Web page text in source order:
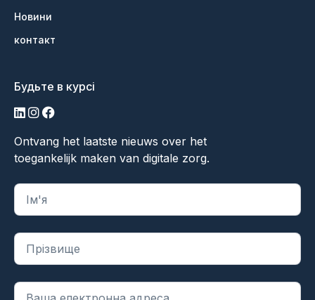
Новини
контакт
Будьте в курсі
LinkedIn
Інстаграм
Фейсбук
Ontvang het laatste nieuws over het
toegankelijk maken van digitale zorg.
"*" вказує на обов'язкові поля